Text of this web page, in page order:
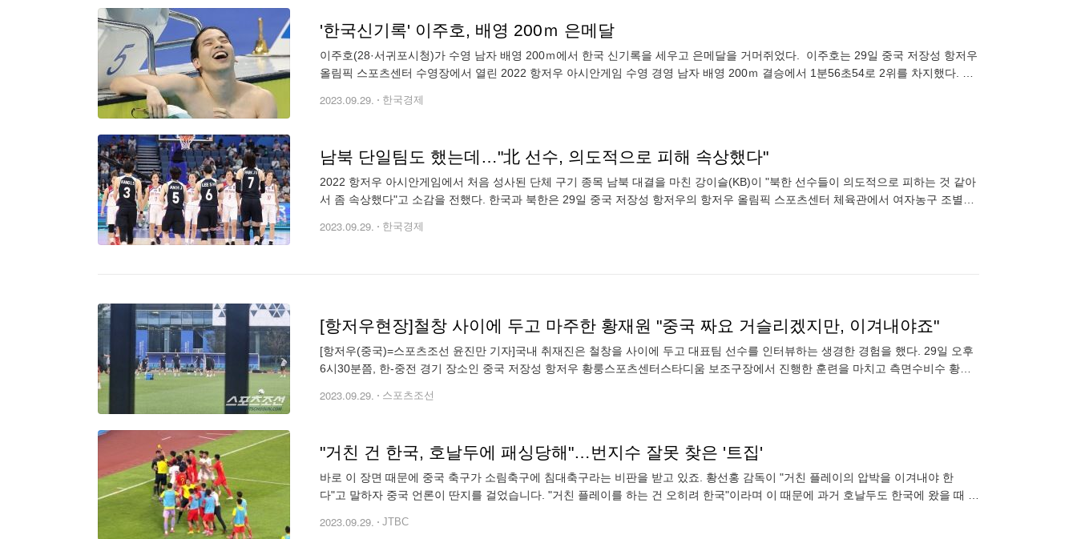
'한국신기록' 이주호, 배영 200ｍ 은메달
이주호(28·서귀포시청)가 수영 남자 배영 200ｍ에서 한국 신기록을 세우고 은메달을 거머쥐었다. 이주호는 29일 중국 저장성 항저우
올림픽 스포츠센터 수영장에서 열린 2022 항저우 아시안게임 수영 경영 남자 배영 200ｍ 결승에서 1분56초54로 2위를 차지했다. 1
2023.09.29. 한국경제
남북 단일팀도 했는데…"北 선수, 의도적으로 피해 속상했다"
2022 항저우 아시안게임에서 처음 성사된 단체 구기 종목 남북 대결을 마친 강이슬(KB)이 "북한 선수들이 의도적으로 피하는 것 같아
서 좀 속상했다"고 소감을 전했다. 한국과 북한은 29일 중국 저장성 항저우의 항저우 올림픽 스포츠센터 체육관에서 여자농구 조별리
2023.09.29. 한국경제
[항저우현장]철창 사이에 두고 마주한 황재원 "중국 짜요 거슬리겠지만, 이겨내야죠"
[항저우(중국)=스포츠조선 윤진만 기자]국내 취재진은 철창을 사이에 두고 대표팀 선수를 인터뷰하는 생경한 경험을 했다. 29일 오후
6시30분쯤, 한-중전 경기 장소인 중국 저장성 항저우 황룽스포츠센터스타디움 보조구장에서 진행한 훈련을 마치고 측면수비수 황재
2023.09.29. 스포츠조선
"거친 건 한국, 호날두에 패싱당해"…번지수 잘못 찾은 '트집'
바로 이 장면 때문에 중국 축구가 소림축구에 침대축구라는 비판을 받고 있죠. 황선홍 감독이 "거친 플레이의 압박을 이겨내야 한
다"고 말하자 중국 언론이 딴지를 걸었습니다. "거친 플레이를 하는 건 오히려 한국"이라며 이 때문에 과거 호날두도 한국에 왔을 때 경
2023.09.29. JTBC